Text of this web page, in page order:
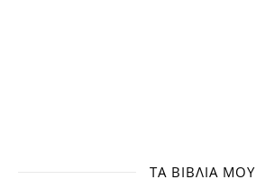
ΤΑ ΒΙΒΛΊΑ ΜΟΥ